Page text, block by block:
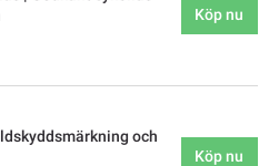
Köp nu
och
Köp nu